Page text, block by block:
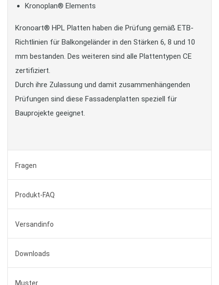
Kronoplan® Elements
Kronoart® HPL Platten haben die Prüfung gemäß ETB-
Richtlinien für Balkongeländer in den Stärken 6, 8 und 10
mm bestanden. Des weiteren sind alle Plattentypen CE
zertifiziert.
Durch ihre Zulassung und damit zusammenhängenden
Prüfungen sind diese Fassadenplatten speziell für
Bauprojekte geeignet.
Fragen
Produkt-FAQ
Versandinfo
Downloads
Muster